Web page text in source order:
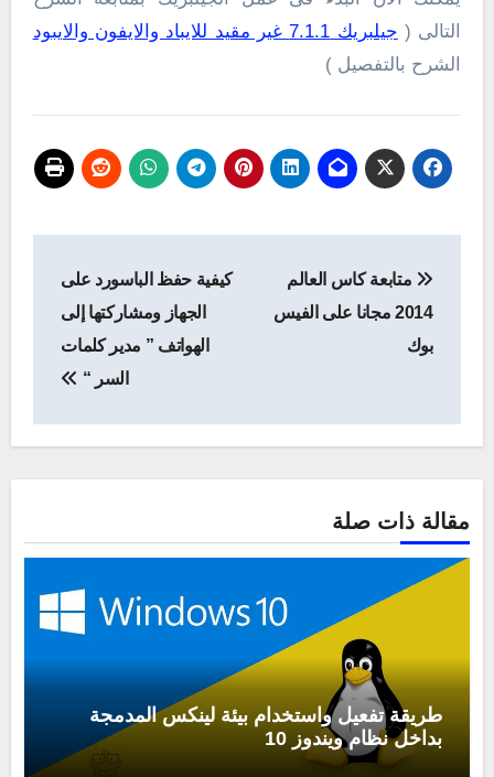
التالى ( جيلبريك 7.1.1 غير مقيد للايباد والايفون والايبود
الشرح بالتفصيل )
المقالات
متابعة كاس العالم
2014 مجانا على الفيس
بوك
كيفية حفظ الباسورد على
الجهاز ومشاركتها إلى
الهواتف ” مدير كلمات
السر “
مقالة ذات صلة
طريقة تفعيل واستخدام بيئة لينكس المدمجة
بداخل نظام ويندوز 10